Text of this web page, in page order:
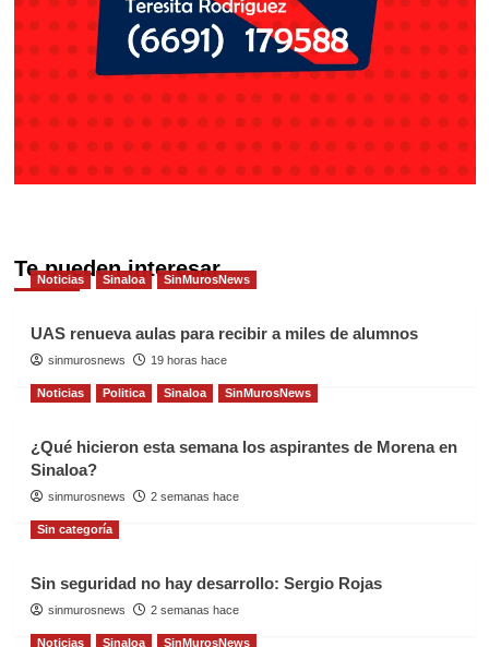
Te pueden interesar
Noticias Sinaloa SinMurosNews
UAS renueva aulas para recibir a miles de alumnos
sinmurosnews 19 horas hace
Noticias Politica Sinaloa SinMurosNews
¿Qué hicieron esta semana los aspirantes de Morena en
Sinaloa?
sinmurosnews 2 semanas hace
Sin categoría
Sin seguridad no hay desarrollo: Sergio Rojas
sinmurosnews 2 semanas hace
Noticias Sinaloa SinMurosNews